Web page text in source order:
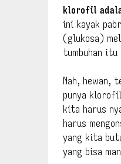
klorofil
ini kayak
(glukosa)
tumbuhan itu
Nah, hewan,
punya
kita harus
harus
yang kita
yang bisa